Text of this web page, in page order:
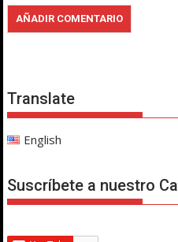
Translate
English
Suscríbete a nuestro